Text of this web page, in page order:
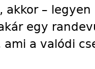
– legyen
egy
ami a valódi